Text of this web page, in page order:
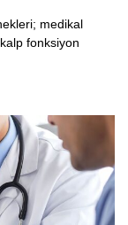
medikal
fonksiyon